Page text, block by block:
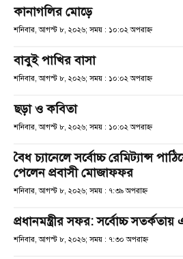
কানাগলির মোড়ে
শনিবার, আগস্ট ৮, ২০২৬; সময় : ১০:০২ অপরাহ্ণ
বাবুই পাখির বাসা
শনিবার, আগস্ট ৮, ২০২৬; সময় : ১০:০২ অপরাহ্ণ
ছড়া ও কবিতা
শনিবার, আগস্ট ৮, ২০২৬; সময় : ১০:০২ অপরাহ্ণ
বৈধ চ্যানেলে সর্বোচ্চ রেমিট্যান্স
পেলেন প্রবাসী মোজাফফর
শনিবার, আগস্ট ৮, ২০২৬; সময় : ৭:৩৯ অপরাহ্ণ
প্রধানমন্ত্রীর সফর: সর্বোচ্চ
শনিবার, আগস্ট ৮, ২০২৬; সময় : ৭:৩০ অপরাহ্ণ